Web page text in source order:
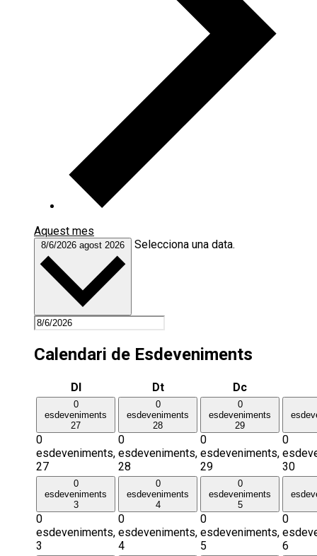
Aquest mes
8/6/2026 agost 2026 Selecciona una data.
Calendari de Esdeveniments
DlDilluns DtDimarts DcDimecres
0
esdeveniments
27
0
esdeveniments,
27
0
esdeveniments
28
0
esdeveniments,
28
0
esdeveniments
29
0
esdeveniments,
29
0
30
0
esdeveniments
3
0
esdeveniments,
3
0
esdeveniments
4
0
esdeveniments,
4
0
esdeveniments
5
0
esdeveniments,
5
0
6